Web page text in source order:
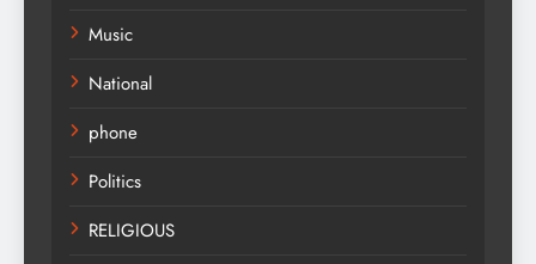
Music
National
phone
Politics
RELIGIOUS